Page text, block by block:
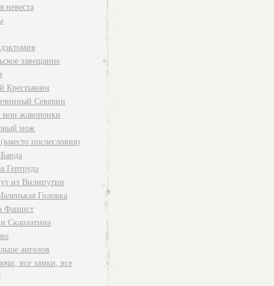
невеста
завещание
Крестьянин
Северин
мои жаворонки
нож
послесловия)
Гертруда
из Вилипутии
Головка
Фашист
Скарлатина
ангелов
все замки, все